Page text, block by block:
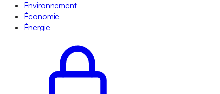
Environnement
Économie
Énergie